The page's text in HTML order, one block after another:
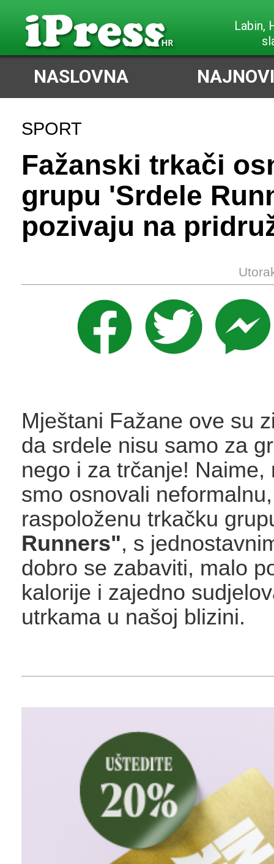
Labin,
NASLOVNA
SPORT
Fažanski trkači
grupu 'Srdele
pozivaju na
Mještani Fažane ove su
da srdele nisu samo za
nego i za trčanje! Naime,
smo osnovali
raspoloženu trkačku
Runners", s
dobro se zabaviti, malo
kalorije i zajedno
utrkama u našoj blizini.